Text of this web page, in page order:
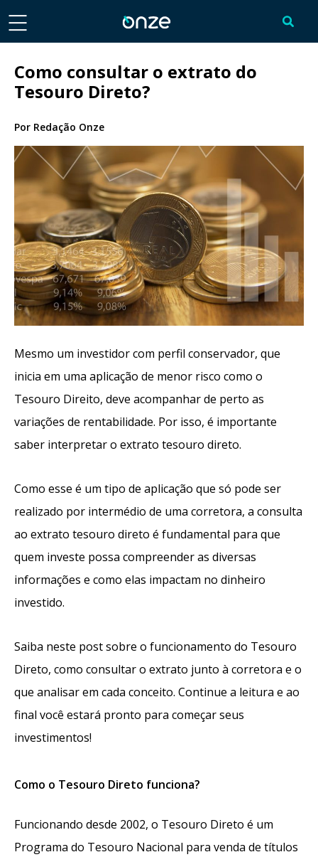
Como consultar o extrato do
Tesouro Direto?
Por Redação Onze
Mesmo um investidor com perfil conservador, que
inicia em uma aplicação de menor risco como o
Tesouro Direito, deve acompanhar de perto as
variações de rentabilidade. Por isso, é importante
saber interpretar o extrato tesouro direto.
Como esse é um tipo de aplicação que só pode ser
realizado por intermédio de uma corretora, a consulta
ao extrato tesouro direto é fundamental para que
quem investe possa compreender as diversas
informações e como elas impactam no dinheiro
investido.
Saiba neste post sobre o funcionamento do Tesouro
Direto, como consultar o extrato junto à corretora e o
que analisar em cada conceito. Continue a leitura e ao
final você estará pronto para começar seus
investimentos!
Como o Tesouro Direto funciona?
Funcionando desde 2002, o Tesouro Direto é um
Programa do Tesouro Nacional para venda de títulos